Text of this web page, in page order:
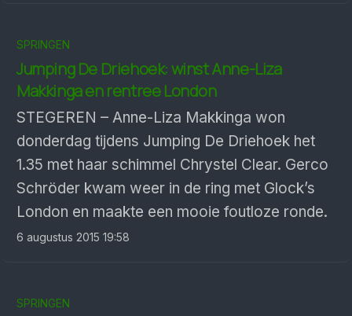
SPRINGEN
Jumping De Driehoek: winst Anne-Liza
Makkinga en rentree London
STEGEREN – Anne-Liza Makkinga won
donderdag tijdens Jumping De Driehoek het
1.35 met haar schimmel Chrystel Clear. Gerco
Schröder kwam weer in de ring met Glock’s
London en maakte een mooie foutloze ronde.
6 augustus 2015 19:58
SPRINGEN